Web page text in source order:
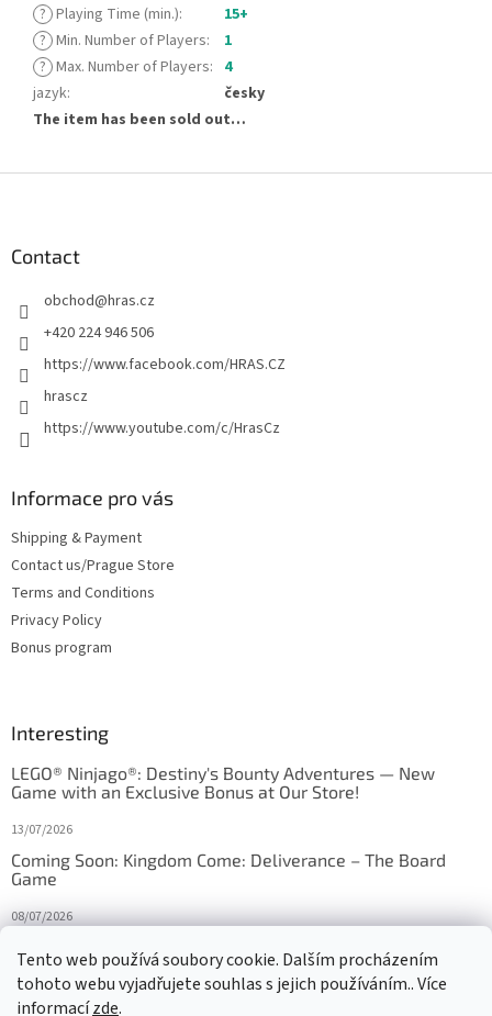
Tento web používá soubory cookie. Dalším procházením
tohoto webu vyjadřujete souhlas s jejich používáním.. Více
informacízde.
? Playing Time (min.):
15+
? Min. Number of Players:
1
? Max. Number of Players: 4
jazyk:
česky
The item has been sold out…
Contact
obchod@hras.cz
+420 224 946 506
https://www.facebook.com/HRAS.CZ
hrascz
https://www.youtube.com/c/HrasCz
Informace pro vás
Shipping & Payment
Contact us/Prague Store
Terms and Conditions
Privacy Policy
Bonus program
Interesting
LEGO® Ninjago®: Destiny's Bounty Adventures — New
Game with an Exclusive Bonus at Our Store!
13/07/2026
Coming Soon: Kingdom Come: Deliverance – The Board
Game
08/07/2026
27/10/2025